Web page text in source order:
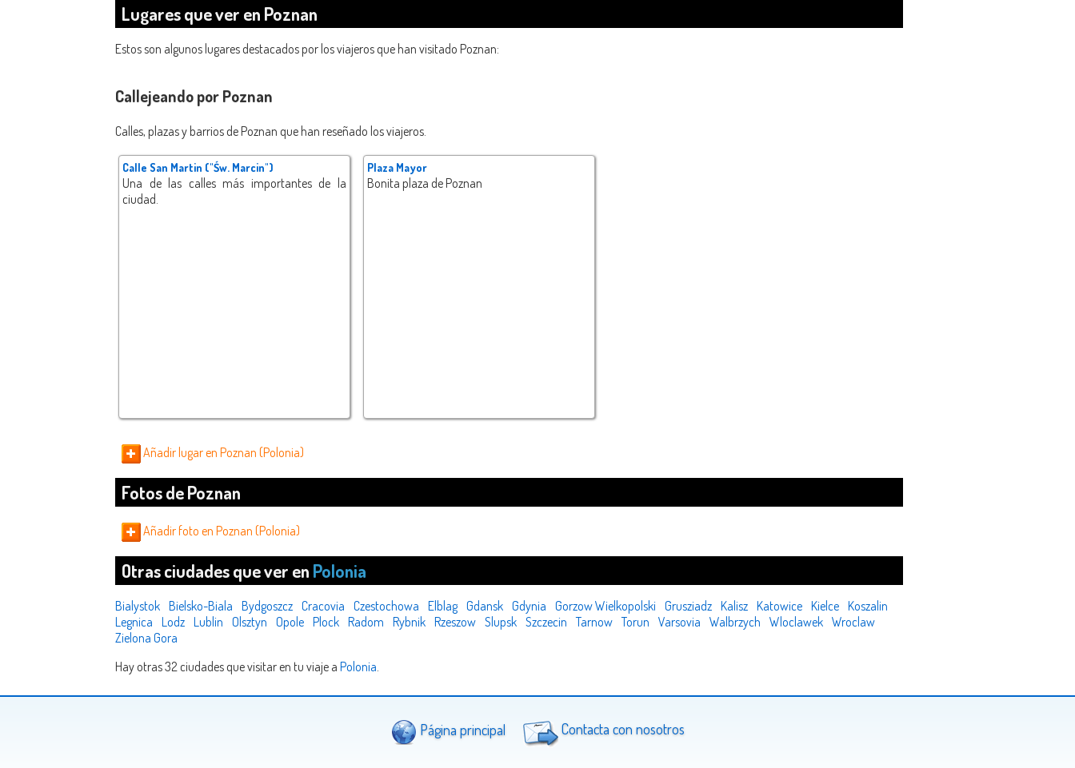
Lugares que ver en Poznan
Estos son algunos lugares destacados por los viajeros que han visitado Poznan:
Callejeando por Poznan
Calles, plazas y barrios de Poznan que han reseñado los viajeros.
Calle San Martin ("Św. Marcin")
Una de las calles más importantes de la
ciudad.
Plaza Mayor
Bonita plaza de Poznan
Añadir lugar en Poznan (Polonia)
Fotos de Poznan
Añadir foto en Poznan (Polonia)
Otras ciudades que ver en Polonia
Bialystok Bielsko-Biala Bydgoszcz Cracovia Czestochowa Elblag Gdansk Gdynia Gorzow Wielkopolski Grusziadz Kalisz Katowice Kielce Koszalin
Legnica Lodz Lublin Olsztyn Opole Plock Radom Rybnik Rzeszow Slupsk Szczecin Tarnow Torun Varsovia Walbrzych Wloclawek Wroclaw
Zielona Gora
Hay otras 32 ciudades que visitar en tu viaje a Polonia.
Página principal Contacta con nosotros